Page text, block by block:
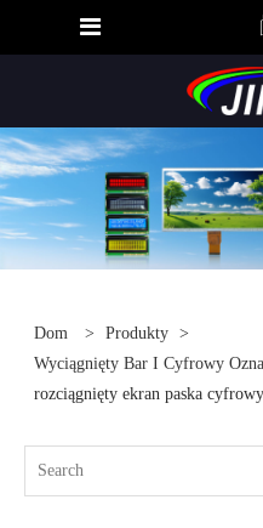
Dom > Produkty >
Wyciągnięty Bar I Cyfrowy
rozciągnięty ekran paska